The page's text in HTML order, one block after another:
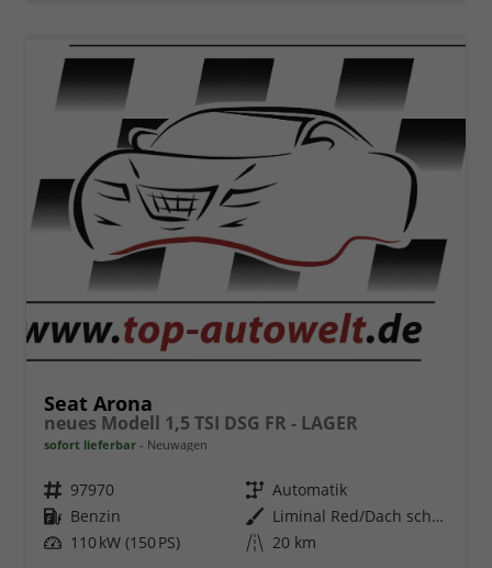
Seat Arona
neues Modell 1,5 TSI DSG FR - LAGER
sofort lieferbar Neuwagen
Fahrzeugnr. 97970 Getriebe Automatik
Kraftstoff Benzin Außenfarbe
Liminal Red/Dach schwarz Metallic (S60E)
Leistung 110 kW (150 PS) Kilometerstand 20 km